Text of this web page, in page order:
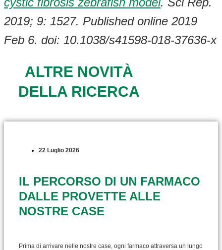
2019; 9: 1527. Published online 2019
Feb 6. doi: 10.1038/s41598-018-37636-x
ALTRE NOVITÀ
DELLA RICERCA
22 Luglio 2026
IL PERCORSO DI UN FARMACO
DALLE PROVETTE ALLE
NOSTRE CASE
Prima di arrivare nelle nostre case, ogni farmaco attraversa un lungo